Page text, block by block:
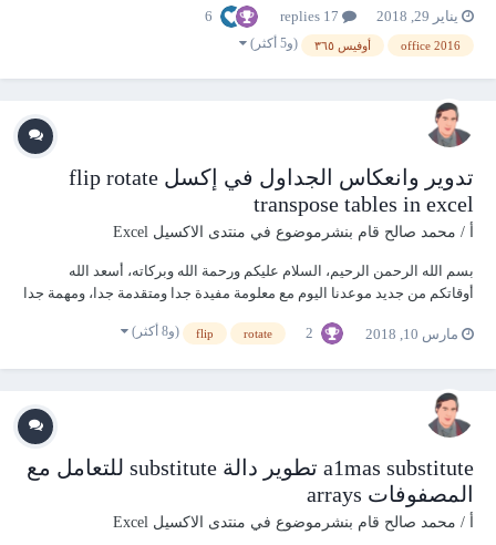
بصيغة i...
يناير 29, 2018 6
office 2016 أوفيس ٣٦٥ (و5 أكثر)
تدوير وانعكاس الجداول في إكسل flip rotate
transpose tables in excel
أ / محمد صالح قام بنشرموضوع في منتدى الاكسيل Excel
بسم الله الرحمن الرحيم، السلام عليكم ورحمة الله وبركاته، أسعد الله
أوقاتكم من جديد موعدنا اليوم مع معلومة مفيدة جدا ومتقدمة جدا، ومهمة جدا
مارس 10, 2018 2
rotate
flip (و8 أكثر)
a1mas substitute تطوير دالة substitute للتعامل مع
المصفوفات arrays
أ / محمد صالح قام بنشرموضوع في منتدى الاكسيل Excel